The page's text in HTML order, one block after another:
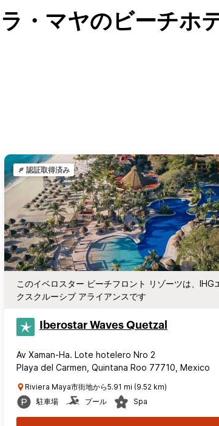
・マヤのビーチホ
認証取得済み
このイベロスター ビーチフロント リゾーツは、IHG
クスクルーシブ アライアンスです
Iberostar Waves Quetzal
Av Xaman-Ha. Lote hotelero Nro 2
Playa del Carmen, Quintana Roo 77710, Mexico
Riviera Maya市街地から5.91 mi (9.52 km)
駐車場
プール Spa